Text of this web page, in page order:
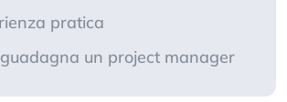
pratica
un project manager